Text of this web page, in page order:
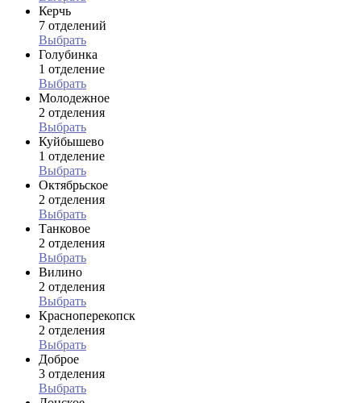
Керчь
7 отделений
Выбрать
Голубинка
1 отделение
Выбрать
Молодежное
2 отделения
Выбрать
Куйбышево
1 отделение
Выбрать
Октябрьское
2 отделения
Выбрать
Танковое
2 отделения
Выбрать
Вилино
2 отделения
Выбрать
Красноперекопск
2 отделения
Выбрать
Доброе
3 отделения
Выбрать